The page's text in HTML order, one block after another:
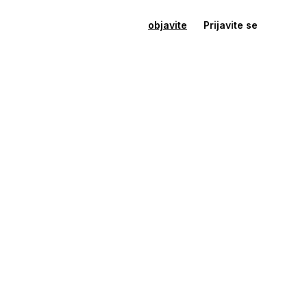
objavite Prijavite se